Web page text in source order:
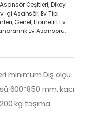
Asansör Çeşitleri,Dikey
İçi Asansör,Ev Tipi
,Genel,Homelift Ev
Ev Asansörü,
minimum Dış ölçü
600*850 mm, kapı
kg taşıma